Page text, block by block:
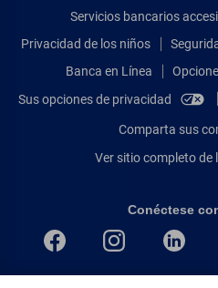
Servicios bancarios
Privacidad de los niños
Banca en Línea
Sus opciones de privacidad
Ver sitio completo de
Conéctese